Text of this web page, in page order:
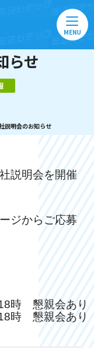
MENU
らせ
説明会のお知らせ
説明会を開催
ジからご応募
時　懇親会あり
時　懇親会あり